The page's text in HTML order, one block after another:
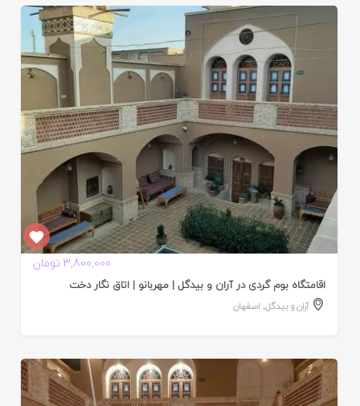
3,800,000 تومان
اقامتگاه بوم گردی در آران و بیدگل | مهربانو | اتاق نگار دخت
آران و بیدگل, اصفهان